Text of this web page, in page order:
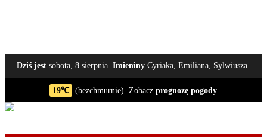
Dziś jest sobota, 8 sierpnia.Imieniny Cyriaka, Emiliana, Sylwiusza.
19℃ (bezchmurnie).Zobaczprognozę pogody